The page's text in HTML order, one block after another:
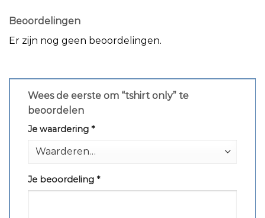
Beoordelingen
Er zijn nog geen beoordelingen.
Wees de eerste om “tshirt only” te
beoordelen
Je waardering *
Je beoordeling *